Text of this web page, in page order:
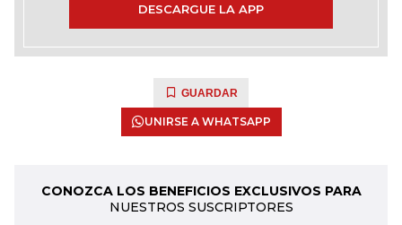
DESCARGUE LA APP
GUARDAR
UNIRSE A WHATSAPP
CONOZCA LOS BENEFICIOS EXCLUSIVOS PARA
NUESTROS SUSCRIPTORES